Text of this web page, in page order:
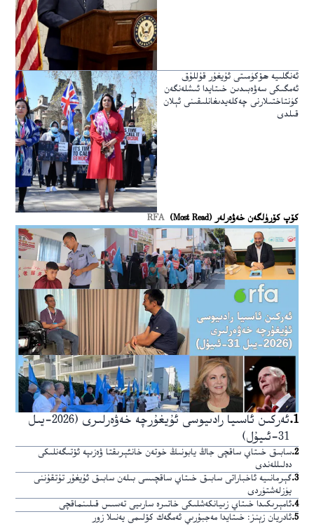
ئەنگلىيە ھۆكۈمىتى ئۇيغۇر قۇللۇق
ئەمگىكى سەۋەبىدىن خىتايدا ئىشلەنگەن
كۈنتاختىلارنى چەكلەيدىغانلىقىنى ئېلان
قىلدى
كۆپ كۆرۈلگەن خەۋەرلەر (Most Read) RFA
1
.
ئەركىن ئاسىيا رادىيوسى ئۇيغۇرچە خەۋەرلىرى (2026-يىل
31-ئىيۇل)
2
.سابىق خىتاي ساقچى جاڭ يابونىڭ خوتەن خانئېرىقتا ۋەزىپە ئۆتىگەنلىكى
دەلىللەندى
3
.گېرمانىيە ئاخباراتى سابىق خىتاي ساقچىسى بىلەن سابىق ئۇيغۇر تۇتقۇننى
يۈزلەشتۈردى
4
.ئامېرىكىدا خىتاي زىيانكەشلىكى خاتىرە سارىيى تەسىس قىلىنماقچى
5
.ئادريان زېنز: خىتايدا مەجبۇرىي ئەمگەك كۆلىمى يەنىلا زور